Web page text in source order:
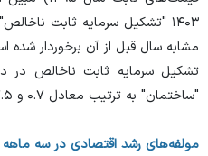
مشابه سال قبل از آن برخوردار شده
تشکیل سرمایه ثابت ناخالص در
"ساختمان" به ترتیب معادل ۰.۷ و ۷.۵ درصد بوده است.
مولفه‌های رشد اقتصادی در سه ماهه